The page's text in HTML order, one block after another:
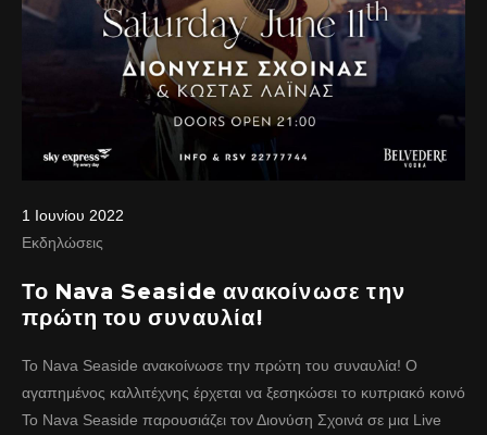
1 Ιουνίου 2022
Εκδηλώσεις
Το Nava Seaside ανακοίνωσε την
πρώτη του συναυλία!
Το Nava Seaside ανακοίνωσε την πρώτη του συναυλία! Ο
αγαπημένος καλλιτέχνης έρχεται να ξεσηκώσει το κυπριακό κοινό
To Nava Seaside παρουσιάζει τον Διονύση Σχοινά σε μια Live